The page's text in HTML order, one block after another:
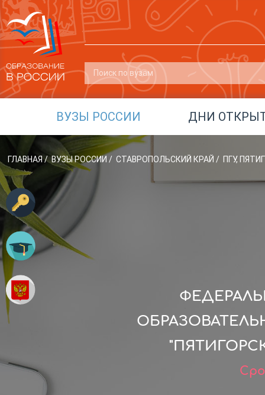
ВУЗЫ РОССИИ ДНИ
ГЛАВНАЯ/ ВУЗЫ РОССИИ / СТАВРОПОЛЬСКИЙ КРАЙ / ПГУ,